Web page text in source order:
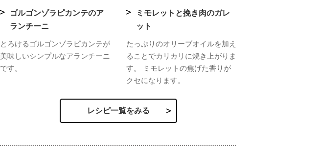
ゴルゴンゾラピカンテのア
ランチーニ
とろけるゴルゴンゾラピカンテが
美味しいシンプルなアランチーニ
です。
ミモレットと挽き肉のガレ
ット
たっぷりのオリーブオイルを加え
ることでカリカリに焼き上がりま
す。 ミモレットの焦げた香りが
クセになります。
レシピ一覧をみる